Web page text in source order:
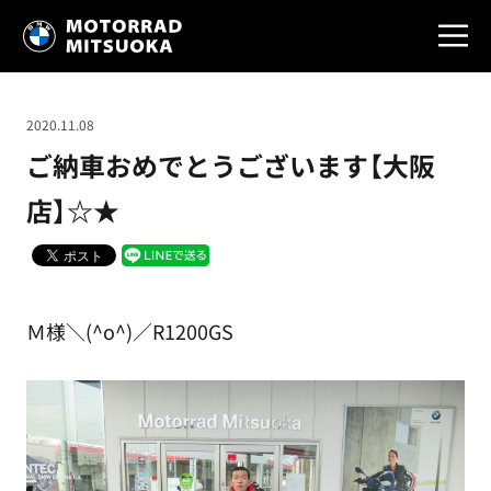
ご納車おめでとうございます【大阪
店】☆★
2020.11.08
Ｍ様＼(^o^)／R1200GS